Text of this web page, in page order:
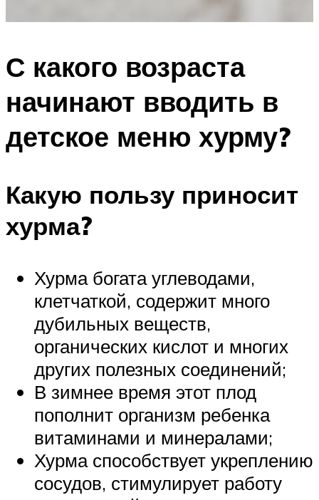
С какого возраста
начинают вводить в
детское меню хурму?
Какую пользу приносит
хурма?
Хурма богата углеводами,
клетчаткой, содержит много
дубильных веществ,
органических кислот и многих
других полезных соединений;
В зимнее время этот плод
пополнит организм ребенка
витаминами и минералами;
Хурма способствует укреплению
сосудов, стимулирует работу